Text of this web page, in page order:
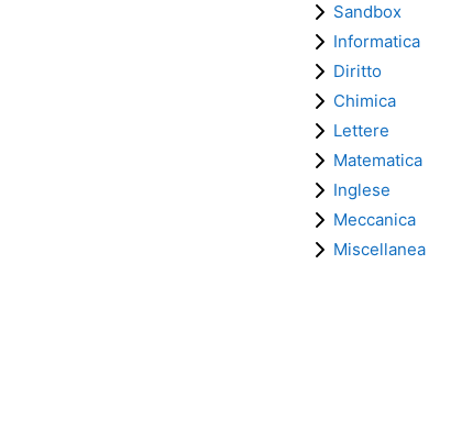
Sandbox
Informatica
Diritto
Chimica
Lettere
Matematica
Inglese
Meccanica
Miscellanea